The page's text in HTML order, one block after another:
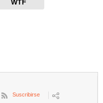
WTF